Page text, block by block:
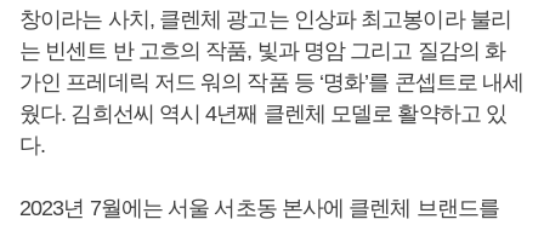
창이라는 사치, 클렌체 광고는 인상파 최고봉이라 불리
는 빈센트 반 고흐의 작품, 빛과 명암 그리고 질감의 화
가인 프레데릭 저드 워의 작품 등 ‘명화’를 콘셉트로 내세
웠다. 김희선씨 역시 4년째 클렌체 모델로 활약하고 있
다.
2023년 7월에는 서울 서초동 본사에 클렌체 브랜드를